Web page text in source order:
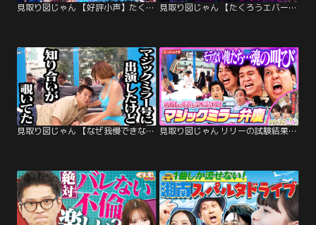
見取り図じゃん 【好評小声】たくろうエバースM-1＆兼近ジャンボ…ココだけ話（2026/02/12放送分） 見取り図じゃん 【たくろうエバース】小声の会M-1メンバー…兼近も大暴れ？のココだけ話（2026/02/05放送分）
見取り図じゃん 【なぜ我慢できない】マジックミラー号だからこそ言える本音＆ラストはご褒美…（2025/08/31放送分） 見取り図じゃん リリーの試験結果発表＆男の夢！！マジックミラー号に潜入で女子に叫ぶ（2025/08/24放送分）